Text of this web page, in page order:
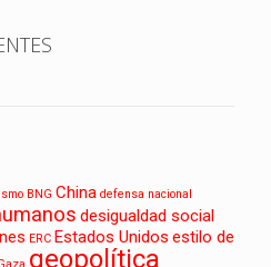
BNG China defensa nacional
desigualdad social
ERC Estados Unidos estilo de
geopolítica